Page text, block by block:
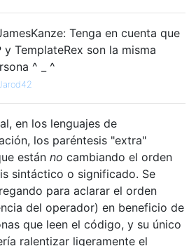
Tenga en cuenta que
y TemplateRex son la misma
^ _ ^
en los lenguajes de
los paréntesis "extra"
están no cambiando el orden
sintáctico o significado. Se
para aclarar el orden
del operador) en beneficio de
que leen el código, y su único
ralentizar ligeramente el